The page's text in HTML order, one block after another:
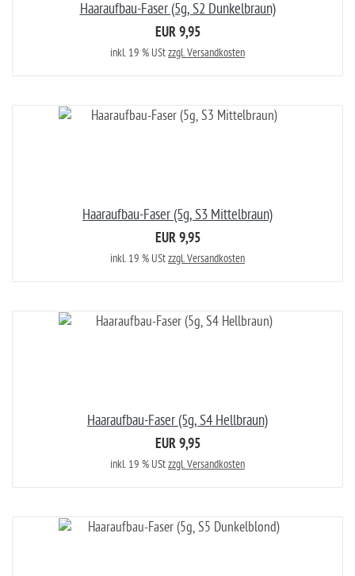
Haaraufbau-Faser (5g, S2 Dunkelbraun)
EUR 9,95
inkl. 19 % UStzzgl. Versandkosten
Haaraufbau-Faser (5g, S3 Mittelbraun)
EUR 9,95
inkl. 19 % UStzzgl. Versandkosten
Haaraufbau-Faser (5g, S4 Hellbraun)
EUR 9,95
inkl. 19 % UStzzgl. Versandkosten